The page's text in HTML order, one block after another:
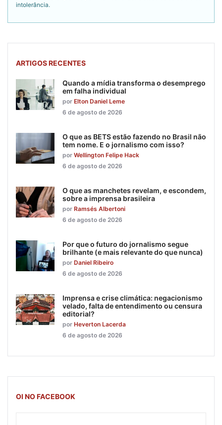
intolerância.
ARTIGOS RECENTES
Quando a mídia transforma o desemprego
em falha individual
por Elton Daniel Leme
6 de agosto de 2026
O que as BETS estão fazendo no Brasil não
tem nome. E o jornalismo com isso?
por Wellington Felipe Hack
6 de agosto de 2026
O que as manchetes revelam, e escondem,
sobre a imprensa brasileira
por Ramsés Albertoni
6 de agosto de 2026
Por que o futuro do jornalismo segue
brilhante (e mais relevante do que nunca)
por Daniel Ribeiro
6 de agosto de 2026
Imprensa e crise climática: negacionismo
velado, falta de entendimento ou censura
editorial?
por Heverton Lacerda
6 de agosto de 2026
OI NO FACEBOOK